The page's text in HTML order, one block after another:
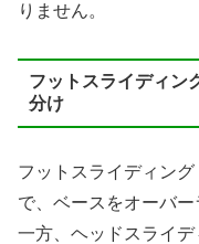
りません。
フットスライディン
分け
フットスライディン
で、ベースをオーバー
一方、ヘッドスライ